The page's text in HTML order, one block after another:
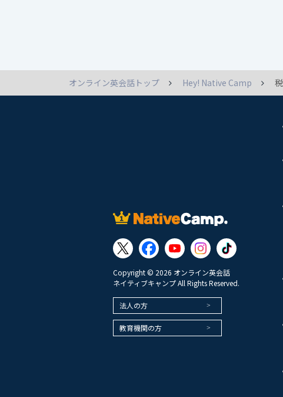
オンライン英会話トップ Hey! Native Camp
Copyright © 2026 オンライン英会話
ネイティブキャンプ All Rights Reserved.
法人の方
教育機関の方